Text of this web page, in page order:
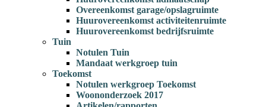
Overeenkomst garage/opslagruimte
Huurovereenkomst activiteitenruimte
Huurovereenkomst bedrijfsruimte
Tuin
Notulen Tuin
Mandaat werkgroep tuin
Toekomst
Notulen werkgroep Toekomst
Woononderzoek 2017